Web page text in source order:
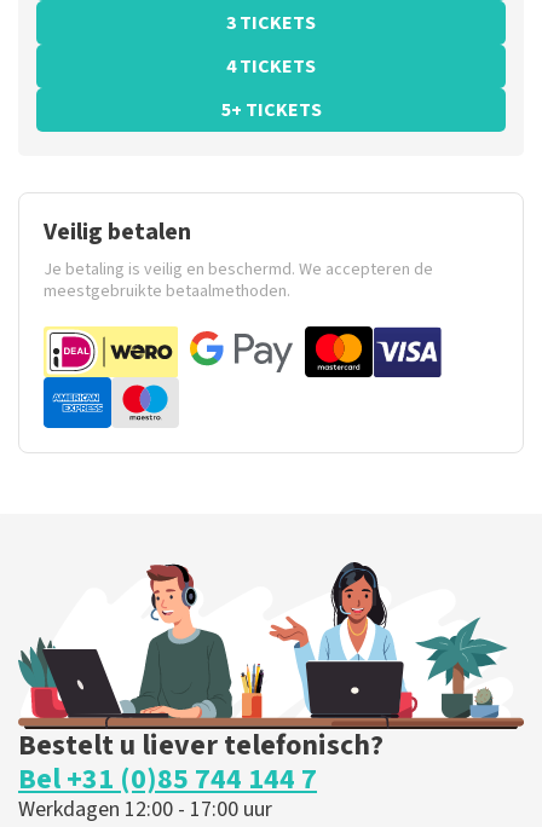
3 TICKETS
4 TICKETS
5+ TICKETS
Veilig betalen
Je betaling is veilig en beschermd. We accepteren de
meestgebruikte betaalmethoden.
Bestelt u liever telefonisch?
Bel +31 (0)85 744 144 7
Werkdagen 12:00 - 17:00 uur